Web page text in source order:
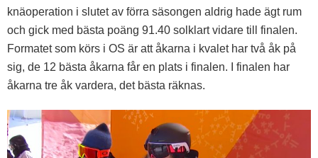
knäoperation i slutet av förra säsongen aldrig hade ägt rum
och gick med bästa poäng 91.40 solklart vidare till finalen.
Formatet som körs i OS är att åkarna i kvalet har två åk på
sig, de 12 bästa åkarna får en plats i finalen. I finalen har
åkarna tre åk vardera, det bästa räknas.